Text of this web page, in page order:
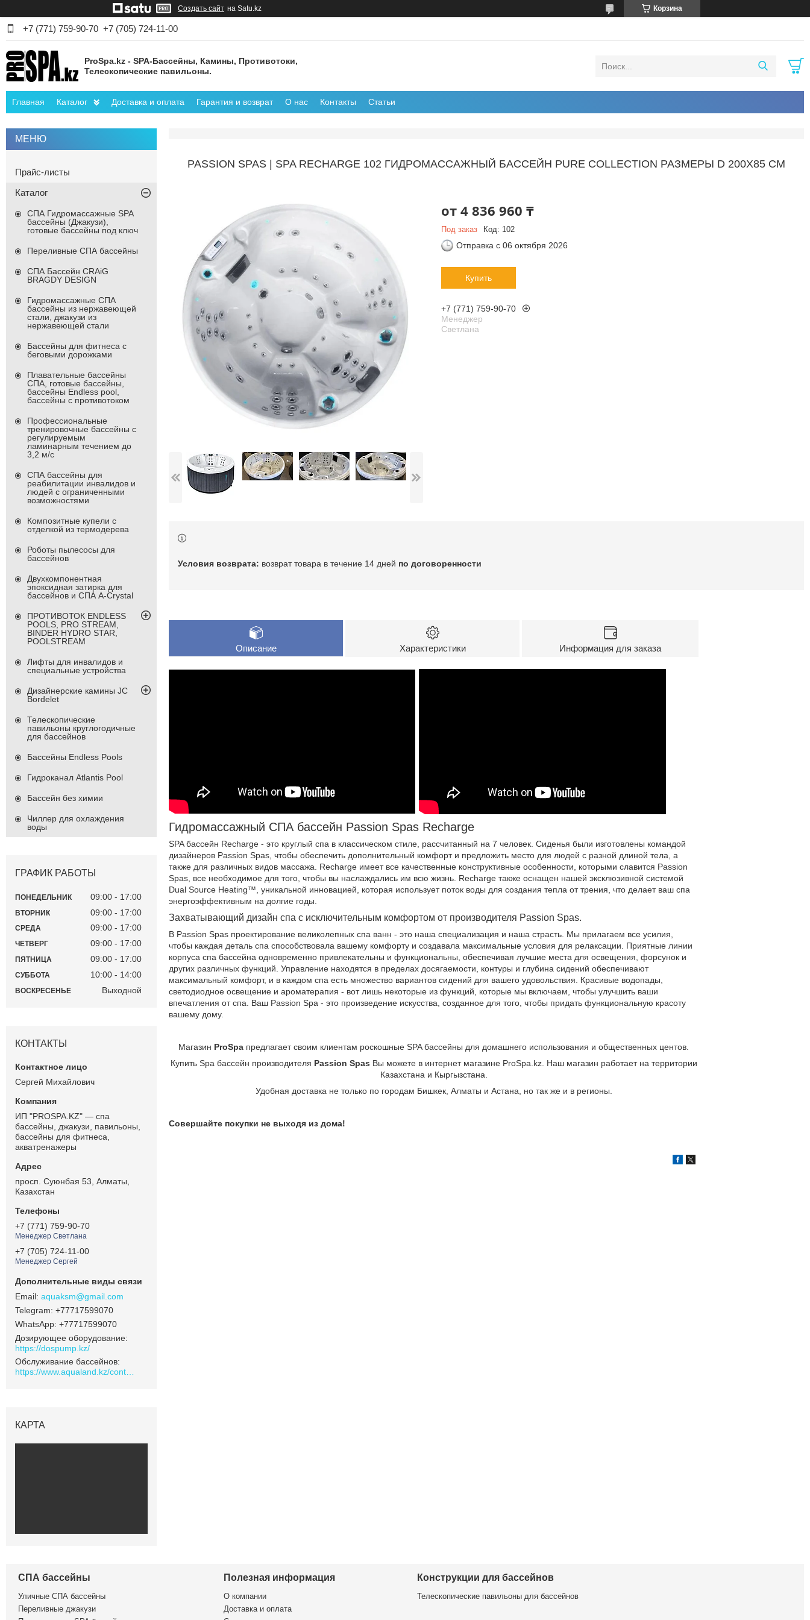
Создать сайт на Satu.kz Корзина
+7 (771) 759-90-70 +7 (705) 724-11-00
ProSpa.kz - SPA-Бассейны, Камины, Противотоки,
Телескопические павильоны.
Главная Каталог Доставка и оплата Гарантия и возврат О нас Контакты Статьи
PASSION SPAS | SPA RECHARGE 102 ГИДРОМАССАЖНЫЙ БАССЕЙН PURE COLLECTION РАЗМЕРЫ D 200Х85 СМ
от 4 836 960 ₸
Под заказ Код: 102
Отправка с 06 октября 2026
Купить
+7 (771) 759-90-70
Менеджер
Светлана
возврат товара в течение 14 дней по договоренности
Описание Характеристики Информация для заказа
Гидромассажный СПА бассейн Passion Spas Recharge
SPA бассейн Recharge - это круглый спа в классическом стиле, рассчитанный на 7 человек. Сиденья были изготовлены командой
дизайнеров Passion Spas, чтобы обеспечить дополнительный комфорт и предложить место для людей с разной длиной тела, а
также для различных видов массажа. Recharge имеет все качественные конструктивные особенности, которыми славится Passion
Spas, все необходимое для того, чтобы вы наслаждались им всю жизнь. Recharge также оснащен нашей эксклюзивной системой
Dual Source Heating™, уникальной инновацией, которая использует поток воды для создания тепла от трения, что делает ваш спа
энергоэффективным на долгие годы.
Захватывающий дизайн спа с исключительным комфортом от производителя Passion Spas.
В Passion Spas проектирование великолепных спа ванн - это наша специализация и наша страсть. Мы прилагаем все усилия,
чтобы каждая деталь спа способствовала вашему комфорту и создавала максимальные условия для релаксации. Приятные линии
корпуса спа бассейна одновременно привлекательны и функциональны, обеспечивая лучшие места для освещения, форсунок и
других различных функций. Управление находятся в пределах досягаемости, контуры и глубина сидений обеспечивают
максимальный комфорт, и в каждом спа есть множество вариантов сидений для вашего удовольствия. Красивые водопады,
светодиодное освещение и ароматерапия - вот лишь некоторые из функций, которые мы включаем, чтобы улучшить ваши
впечатления от спа. Ваш Passion Spa - это произведение искусства, созданное для того, чтобы придать функциональную красоту
вашему дому.
Магазин ProSpa предлагает своим клиентам роскошные SPA бассейны для домашнего использования и общественных центов.
Купить Spa бассейн производителя Passion Spas Вы можете в интернет магазине ProSpa.kz. Наш магазин работает на территории
Казахстана и Кыргызстана.
Удобная доставка не только по городам Бишкек, Алматы и Астана, но так же и в регионы.
Совершайте покупки не выходя из дома!
Прайс-листы
Каталог
СПА Гидромассажные SPA
бассейны (Джакузи),
готовые бассейны под ключ
Переливные СПА бассейны
СПА Бассейн CRAiG
BRAGDY DESIGN
Гидромассажные СПА
бассейны из нержавеющей
стали, джакузи из
нержавеющей стали
Бассейны для фитнеса с
беговыми дорожками
Плавательные бассейны
СПА, готовые бассейны,
бассейны Endless pool,
бассейны с противотоком
Профессиональные
тренировочные бассейны с
регулируемым
ламинарным течением до
3,2 м/с
СПА бассейны для
реабилитации инвалидов и
людей с ограниченными
возможностями
Композитные купели с
отделкой из термодерева
Роботы пылесосы для
бассейнов
Двухкомпонентная
эпоксидная затирка для
бассейнов и СПА A-Crystal
ПРОТИВОТОК ENDLESS
POOLS, PRO STREAM,
BINDER HYDRO STAR,
POOLSTREAM
Лифты для инвалидов и
специальные устройства
Дизайнерские камины JC
Bordelet
Телескопические
павильоны круглогодичные
для бассейнов
Бассейны Endless Pools
Гидроканал Atlantis Pool
Бассейн без химии
Чиллер для охлаждения
воды
ГРАФИК РАБОТЫ
ПОНЕДЕЛЬНИК 09:00 17:00
ВТОРНИК 09:00 17:00
СРЕДА 09:00 17:00
ЧЕТВЕРГ 09:00 17:00
ПЯТНИЦА 09:00 17:00
СУББОТА 10:00 14:00
ВОСКРЕСЕНЬЕ Выходной
КОНТАКТЫ
Сергей Михайлович
ИП "PROSPA.KZ" — спа
бассейны, джакузи, павильоны,
бассейны для фитнеса,
акватренажеры
просп. Суюнбая 53, Алматы,
Казахстан
+7 (771) 759-90-70
Менеджер Светлана
+7 (705) 724-11-00
Менеджер Сергей
aquaksm@gmail.com
+77717599070
+77717599070
Дозирующее оборудование
https://dospump.kz/
Обслуживание бассейнов
КАРТА
СПА бассейны
Уличные СПА бассейны
Переливные джакузи
Полезная информация
О компании
Доставка и оплата
Конструкции для бассейнов
Телескопические павильоны для бассейнов